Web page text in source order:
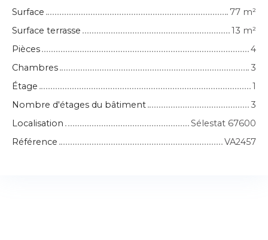
Surface
77 m²
Surface terrasse
13 m²
Pièces
4
Chambres
3
Étage
1
Nombre d'étages du bâtiment
3
Localisation
Sélestat 67600
Référence
VA2457